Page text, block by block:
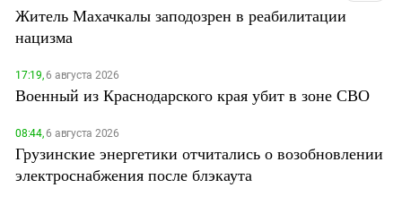
Житель Махачкалы заподозрен в реабилитации
нацизма
17:19,6 августа 2026
Военный из Краснодарского края убит в зоне СВО
08:44,6 августа 2026
Грузинские энергетики отчитались о возобновлении
электроснабжения после блэкаута